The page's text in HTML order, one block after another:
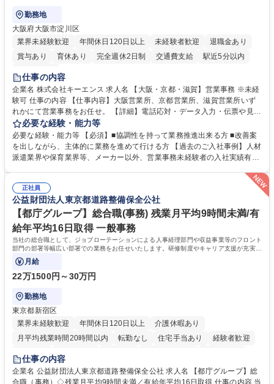
勤務地
大阪府大阪市淀川区
業界未経験歓迎
年間休日120日以上 未経験者歓迎
退職金あり
賞与あり
育休あり 完全週休2日制 交通費支給
駅近5分以内
土日祝休み
仕事の内容
企業名 株式会社キーエンス 求人名 【大阪・京都・滋賀】営業事務 ※未経
験可 仕事の内容 【仕事内容】大阪営業所、京都営業所、滋賀営業所いず
れかにて営業事務をお任せ。 【詳細】電話応対・データ入力・伝票や見積
の作成・カタログ送付・来客対応・営業所内で発生する事務業務や業務改
善をお任せ。 【教育制度】ご入社後、育成担当とペアになりながらOJTに
て業務を覚えていただくことが可能です。業務システムがきちんと構築さ
れているため、スムーズに仕事に慣れることができる環境です。また、
常に改善を目指す風土のため、安心して業務に取り組んでいただけます。
募集職種 【大阪・京都・滋賀】営業事務 ※未経験可
必要な経験・能力等
必要な経験・能力等 【必須】■協調性を持って業務推進出来る方 ■改善案
を出しながら、主体的に業務を進めて行ける方 【過去のご入社事例】人材
派遣業界や保育業界等、メーカー以外、営業事務未経験者の入社実績有
により、キーエンスの付加価値向上に貢献します。ベースの定型業務に加
えて、お客様や社員の状況に合わせ、能動的なサポート、改善の動きも期
待され。組織を支えるスペシャリストとして、チームに貢献し、結果的に
社員から頼られる存在になることができます。平均19:30の退勤以降の業
務の持ち帰りも禁止されており、メリハリのある働き方となります。 学
歴・資格 学歴：大学院 大学 高専 短大 語学力： 資格：
正社員
公益財団法人東京都道路整備保全公社
【都庁グループ】総合職(事務) 残業月平均9時間未満/有
給年平均16日取得 一般事務
当社の総合職として、ジョブローテーションによる人事経理部門や収益事業等のフロント
部門の部署等幅広い部署での業務をお任せいたします。研修制度やキャリア支援が充実し
ております！ ※下記業務詳細
月給
22万1500円～30万円
勤務地
東京都新宿区
業界未経験歓迎
年間休日120日以上
介護休暇あり
月平均残業時間20時間以内
転勤なし 住宅手当あり
経験者歓迎
研修あり
退職金あり
駅近5分以内
資格取得手当あり 食事補助あり
仕事の内容
企業名 公益財団法人東京都道路整備保全公社 求人名 【都庁グループ】総
合職（事務）◇残業月平均9時間未満／有給年平均16日取得 仕事の内容 当